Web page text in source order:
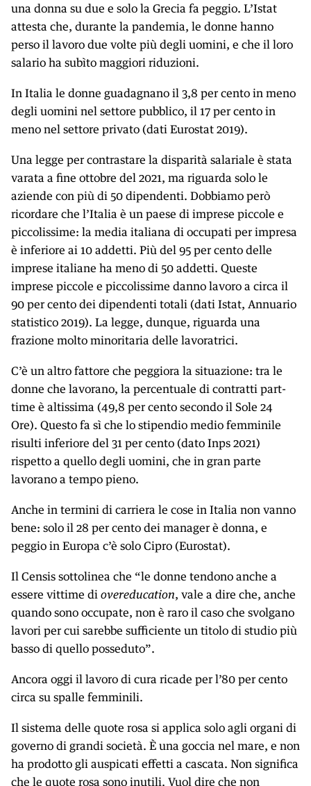
una donna su due e solo la Grecia fa peggio. L’Istat
attesta che, durante la pandemia, le donne hanno
perso il lavoro due volte più degli uomini, e che il loro
salario ha subìto maggiori riduzioni.
In Italia le donne guadagnano il 3,8 per cento in meno
degli uomini nel settore pubblico, il 17 per cento in
meno nel settore privato (dati Eurostat 2019).
Una legge per contrastare la disparità salariale è stata
varata a fine ottobre del 2021, ma riguarda solo le
aziende con più di 50 dipendenti. Dobbiamo però
ricordare che l’Italia è un paese di imprese piccole e
piccolissime: la media italiana di occupati per impresa
è inferiore ai 10 addetti. Più del 95 per cento delle
imprese italiane ha meno di 50 addetti. Queste
imprese piccole e piccolissime danno lavoro a circa il
90 per cento dei dipendenti totali (dati Istat, Annuario
statistico 2019). La legge, dunque, riguarda una
frazione molto minoritaria delle lavoratrici.
C’è un altro fattore che peggiora la situazione: tra le
donne che lavorano, la percentuale di contratti part-
time è altissima (49,8 per cento secondo il Sole 24
Ore). Questo fa sì che lo stipendio medio femminile
risulti inferiore del 31 per cento (dato Inps 2021)
rispetto a quello degli uomini, che in gran parte
lavorano a tempo pieno.
Anche in termini di carriera le cose in Italia non vanno
bene: solo il 28 per cento dei manager è donna, e
peggio in Europa c’è solo Cipro (Eurostat).
Il Censis sottolinea che “le donne tendono anche a
essere vittime di overeducation, vale a dire che, anche
quando sono occupate, non è raro il caso che svolgano
lavori per cui sarebbe sufficiente un titolo di studio più
basso di quello posseduto”.
Ancora oggi il lavoro di cura ricade per l’80 per cento
circa su spalle femminili.
Il sistema delle quote rosa si applica solo agli organi di
governo di grandi società. È una goccia nel mare, e non
ha prodotto gli auspicati effetti a cascata. Non significa
che le quote rosa sono inutili. Vuol dire che non